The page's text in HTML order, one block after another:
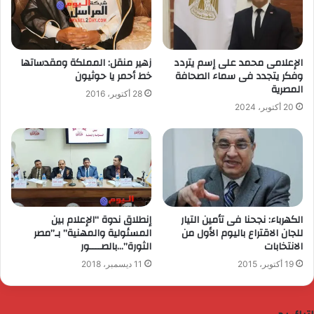
الإعلامى محمد على إسم يتردد
وفكر يتجدد فى سماء الصحافة
المصرية
20 أكتوبر، 2024
زهير منقل: المملكة ومقدساتها
خط أحمر يا حوثيون
28 أكتوبر، 2016
الكهرباء: نجحنا فى تأمين التيار
للجان الاقتراع باليوم الأول من
الانتخابات
19 أكتوبر، 2015
إنطلاق ندوة “الإعلام بين
المسئولية والمهنية” بـ”مصر
الثورة”…بالصــــور
11 ديسمبر، 2018